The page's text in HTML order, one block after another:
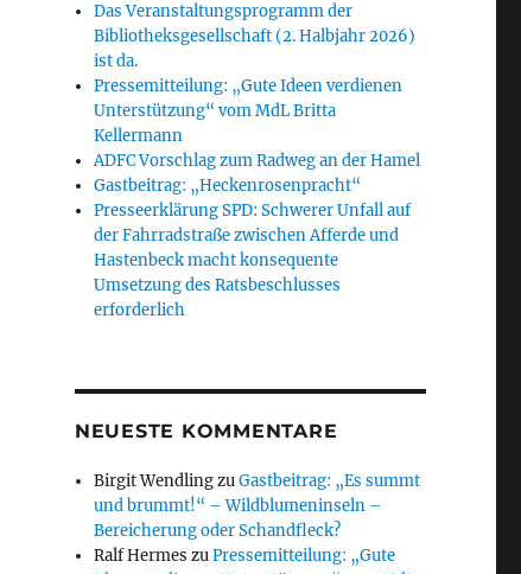
Das Veranstaltungsprogramm der
Bibliotheksgesellschaft (2. Halbjahr 2026)
ist da.
Pressemitteilung: „Gute Ideen verdienen
Unterstützung“ vom MdL Britta
Kellermann
ADFC Vorschlag zum Radweg an der Hamel
Gastbeitrag: „Heckenrosenpracht“
Presseerklärung SPD: Schwerer Unfall auf
der Fahrradstraße zwischen Afferde und
Hastenbeck macht konsequente
Umsetzung des Ratsbeschlusses
erforderlich
NEUESTE KOMMENTARE
Birgit WendlingzuGastbeitrag: „Es summt
und brummt!“ – Wildblumeninseln –
Bereicherung oder Schandfleck?
Ralf Hermes zuPressemitteilung: „Gute